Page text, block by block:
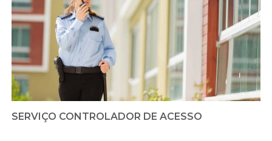
SERVIÇO CONTROLADOR DE ACESSO